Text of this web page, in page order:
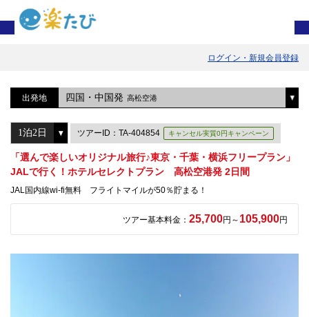
ログイン・新規会員登録
出発地 四国・中国発 高松空港
ツアーID：TA-404854 キャンセル実質0円キャンペーン
「選んで楽しいオリジナル旅行♪東京・千葉・横浜フリープラン」
JALで行く！ホテルセレクトプラン 高松空港発 2日間
JAL国内線wi-fi無料 フライトマイルが50％貯まる！
ツアー基本料金： 25,700円～ 105,900円